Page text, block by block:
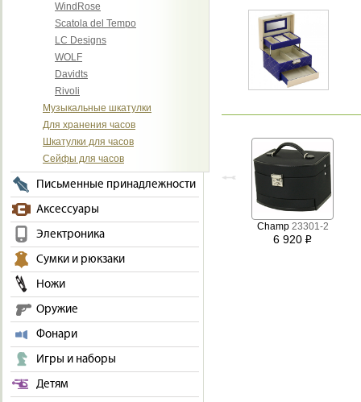
WindRose
Scatola del Tempo
LC Designs
WOLF
Davidts
Rivoli
Музыкальные шкатулки
Для хранения часов
Шкатулки для часов
Сейфы для часов
Письменные принадлежности
Аксессуары
Электроника
Сумки и рюкзаки
Ножи
Оружие
Фонари
Игры и наборы
Детям
Champ 23301-2
6 920 i